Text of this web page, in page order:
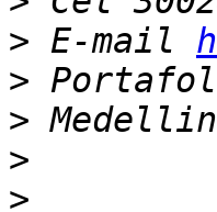
> E-mail
>
>
>
>